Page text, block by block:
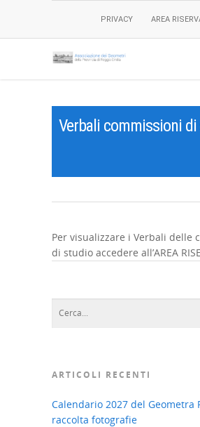
PRIVACY AREA
Verbali commissioni
Per visualizzare i Verbali delle
di studio accedere all’AREA
ARTICOLI RECENTI
Calendario 2027 del Geometra
raccolta fotografie